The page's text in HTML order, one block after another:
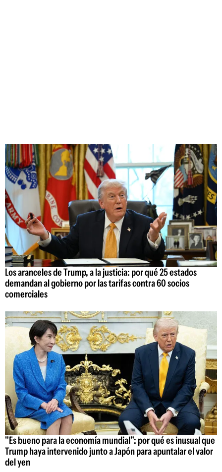
Los aranceles de Trump, a la justicia: por qué 25 estados
demandan al gobierno por las tarifas contra 60 socios
comerciales
"Es bueno para la economía mundial": por qué es inusual que
Trump haya intervenido junto a Japón para apuntalar el valor
del yen